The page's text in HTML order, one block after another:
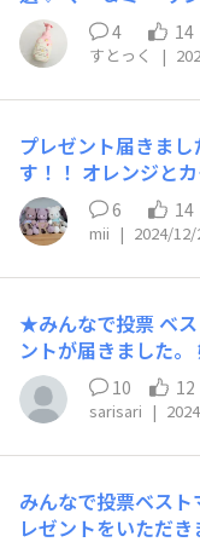
リートメント ボデ
た！ ありがとうございます！ 顔・体も
ャンプーミニとお
プルでお泊りにピ
ュニティに参加し
色々な商品を使っ
をお迎えくださいま
4 14
すとっく |
プレゼント届きま
す！！ オレンジと
す…(*´-`)♡ 今まで
ぞ！私！！w このミニボトルとお泊まり計画しないとな
ぁ♪
6 14
mii | 2024/12/
★みんなで投票 ベスト
ントが届きました
す！！ シャンプー、コンディショナーはいつもベーシッ
クラインのものを使
初めてです。使っ
やさしいいい香り
10 12
sarisari |
みんなで投票ベス
レゼントをいただきました🎁 大好きな